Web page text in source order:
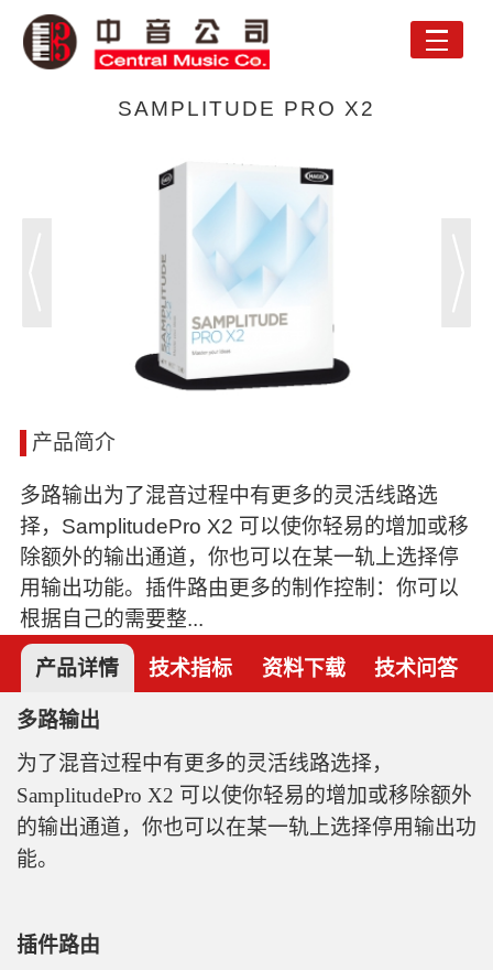
Toggle
SAMPLITUDE PRO X2
产品简介
多路输出为了混音过程中有更多的灵活线路选
择，SamplitudePro X2 可以使你轻易的增加或移
除额外的输出通道，你也可以在某一轨上选择停
用输出功能。插件路由更多的制作控制：你可以
根据自己的需要整...
产品详情 技术指标 资料下载 技术问答
多路输出
为了混音过程中有更多的灵活线路选择，
SamplitudePro X2 可以使你轻易的增加或移除额外
的输出通道，你也可以在某一轨上选择停用输出功
能。
插件路由